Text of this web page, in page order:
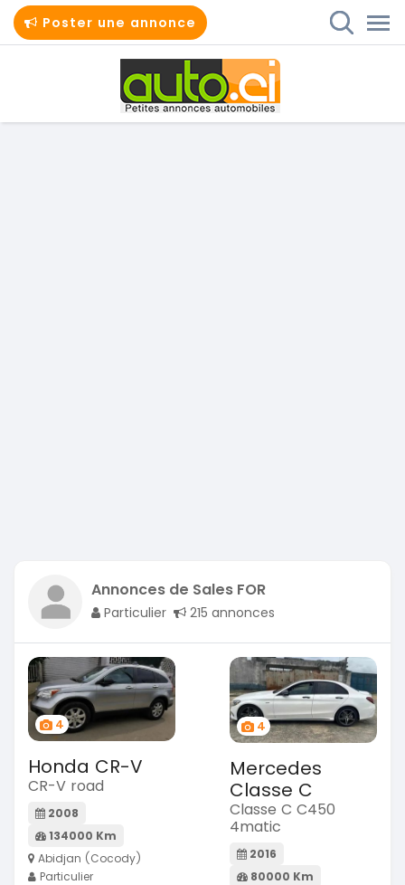
Poster une annonce
Annonces de Sales FOR
Particulier 215 annonces
4
Honda CR-V
CR-V road
2008
134000 Km
Abidjan (Cocody)
Particulier
4
Mercedes
Classe C
Classe C C450
4matic
2016
80000 Km